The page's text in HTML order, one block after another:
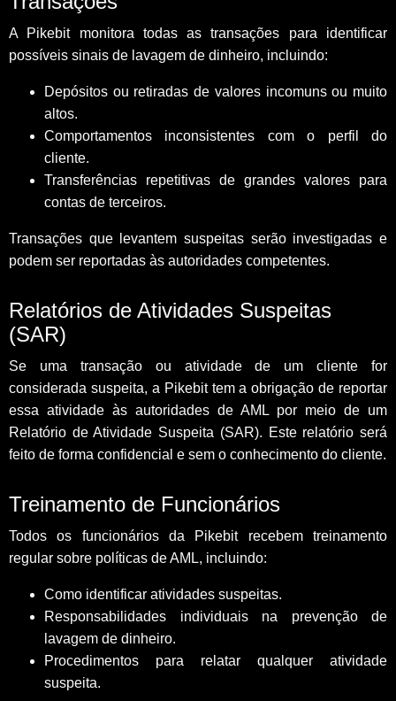
A Pikebit monitora todas as transações para identificar
possíveis sinais de lavagem de dinheiro, incluindo:
Depósitos ou retiradas de valores incomuns ou muito
altos.
Comportamentos inconsistentes com o perfil do
cliente.
Transferências repetitivas de grandes valores para
contas de terceiros.
Transações que levantem suspeitas serão investigadas e
podem ser reportadas às autoridades competentes.
Relatórios de Atividades Suspeitas
(SAR)
Se uma transação ou atividade de um cliente for
considerada suspeita, a Pikebit tem a obrigação de reportar
essa atividade às autoridades de AML por meio de um
Relatório de Atividade Suspeita (SAR). Este relatório será
feito de forma confidencial e sem o conhecimento do cliente.
Treinamento de Funcionários
Todos os funcionários da Pikebit recebem treinamento
regular sobre políticas de AML, incluindo:
Como identificar atividades suspeitas.
Responsabilidades individuais na prevenção de
lavagem de dinheiro.
Procedimentos para relatar qualquer atividade
suspeita.